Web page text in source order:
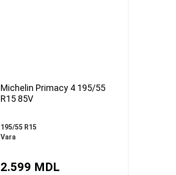
Michelin Primacy 4 195/55
R15 85V
195/55 R15
Vara
2.599 MDL